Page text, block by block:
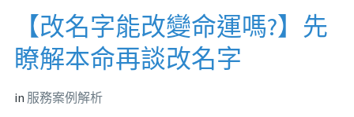
【改名字能改變命運嗎?】先
瞭解本命再談改名字
in 服務案例解析